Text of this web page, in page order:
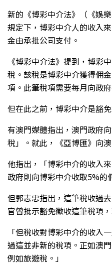
新的《博彩中介法》（《娛
規定下，博彩中介人的收入
金由承批公司支付。
《博彩中介法》提到，博彩
稅。該稅是博彩中介獲得佣
項。此筆稅項需要每月向政府
但在此之前，博彩中介是豁
有澳門媒體指出，澳門政府
稅」。就此，《亞博匯》向
他指出，「博彩中介的收入
政府則向博彩中介收取5%的
但郭志忠指出，這筆稅收過
官曾批示豁免徵收這筆稅項
「但稅收對博彩中介的收入
過這並非新的稅項。正如澳
例如旅遊稅。」